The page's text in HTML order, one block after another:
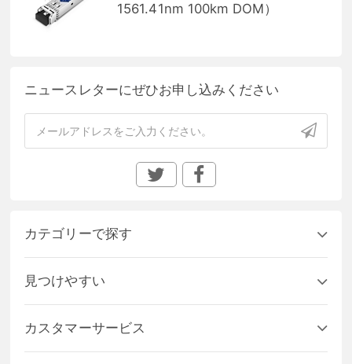
1561.41nm 100km DOM）
ニュースレターにぜひお申し込みください
カテゴリーで探す
見つけやすい
カスタマーサービス